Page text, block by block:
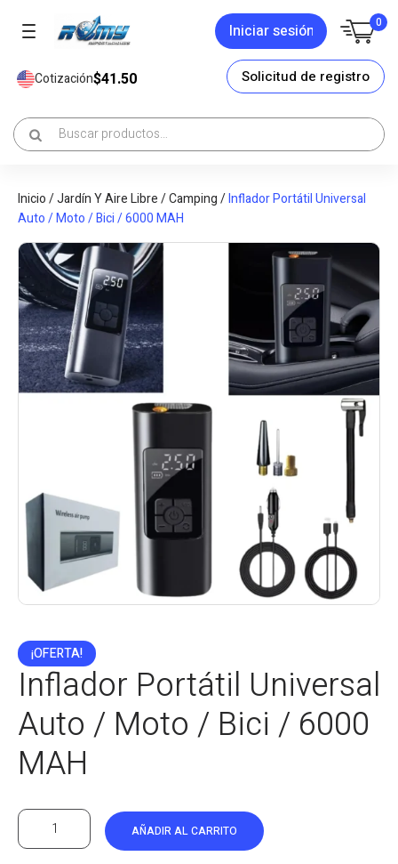
Iniciar sesión 0
Cotización$41.50 Solicitud de registro
Inicio/Jardín Y Aire Libre/Camping/Inflador Portátil Universal
Auto / Moto / Bici / 6000 MAH
¡OFERTA!
Inflador Portátil Universal
Auto / Moto / Bici / 6000
MAH
AÑADIR AL CARRITO